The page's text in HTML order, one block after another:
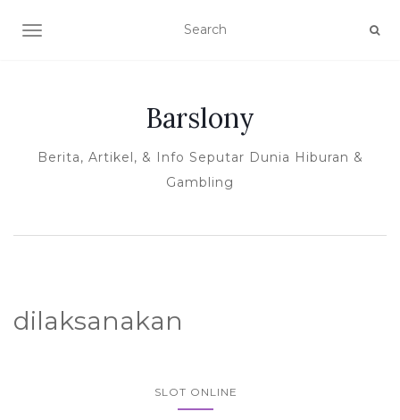
TOGGLE NAVIGATION
Barslony
Berita, Artikel, & Info Seputar Dunia Hiburan &
Gambling
dilaksanakan
SLOT ONLINE